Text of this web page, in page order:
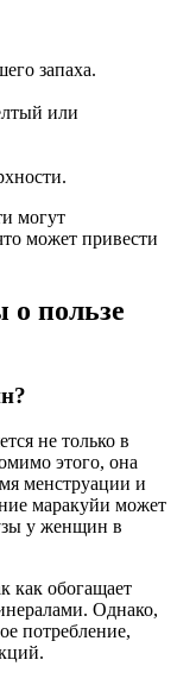
запаха.
или
могут
может привести
о пользе
не только в
этого, она
менструации и
маракуйи может
у женщин в
как обогащает
Однако,
потребление,